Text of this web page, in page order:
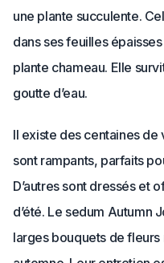
une plante succulente.
dans ses feuilles
plante chameau. Elle
goutte d’eau.
Il existe des centaines
sont rampants, parfaits
D’autres sont dressés et
d’été. Le sedum Autumn
larges bouquets de